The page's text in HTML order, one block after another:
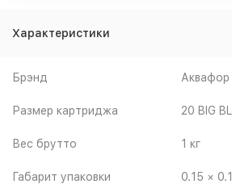
Характеристики
Брэнд Аквафор
Размер картриджа 20 BIG
Вес брутто 1 кг
Габарит упаковки 0.15 ×